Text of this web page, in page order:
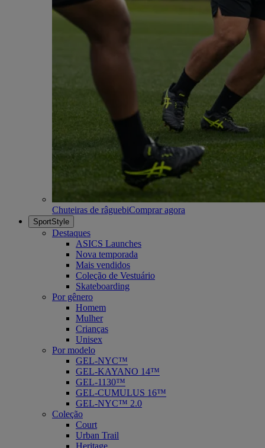
Chuteiras de râguebiComprar agora
SportStyle
Destaques
ASICS Launches
Nova temporada
Mais vendidos
Coleção de Vestuário
Skateboarding
Por gênero
Homem
Mulher
Crianças
Unisex
Por modelo
GEL-NYC™
GEL-KAYANO 14™
GEL-1130™
GEL-CUMULUS 16™
GEL-NYC™ 2.0
Coleção
Court
Urban Trail
Heritage